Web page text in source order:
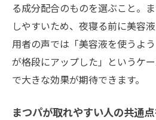
る成分配合のものを選ぶこと。
しやすいため、夜寝る前に美容
用者の声では「美容液を使うよ
が格段にアップした」というケ
で大きな効果が期待できます。
まつパが取れやすい人の共通